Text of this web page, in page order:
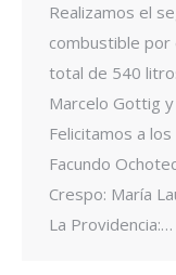
Realizamos el
combustible por
total de 540
Marcelo Gottig
Felicitamos a
Facundo
Crespo: María
La Providencia:…